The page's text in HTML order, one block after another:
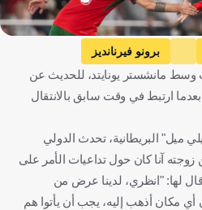
برونو فيرنانديز
السعودية إنجلترا
البرتغال
وسط مانشستر يونايتد، للحديث عن
ارتبط في وقت سابق بالانتقال
ميل" البريطانية، تحدث الدولي
زوجته آنا كان حول تداعيات الأمر على
لها: "انظري، لدينا عرض من
مكان أذهب إليه، يجب أن يأتوا هم